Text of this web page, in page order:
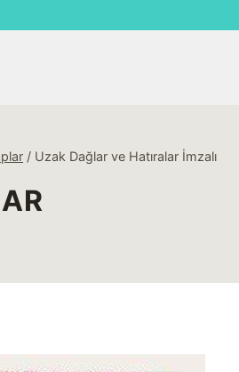
/ Uzak Dağlar ve Hatıralar İmzalı